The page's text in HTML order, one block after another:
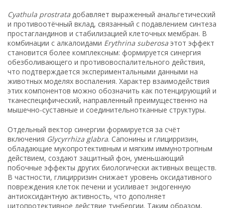
Cyathula prostrata добавляет выраженный анальгетический
и противоотёчный вклад, связанный с подавлением синтеза
простагландинов и стабилизацией клеточных мембран. В
комбинации с алкалоидами Erythrina suberosa этот эффект
становится более комплексным: формируется синергия
обезболивающего и противовоспалительного действия,
что подтверждается экспериментальными данными на
животных моделях воспаления. Характер взаимодействия
этих компонентов можно обозначить как потенцирующий и
тканеспецифический, направленный преимущественно на
мышечно-суставные и соединительнотканные структуры.
Отдельный вектор синергии формируется за счёт
включения Glycyrrhiza glabra. Сапонины и глицирризин,
обладающие мукопротективным и мягким иммунотропным
действием, создают защитный фон, уменьшающий
побочные эффекты других биологически активных веществ.
В частности, глицирризин снижает уровень оксидативного
повреждения клеток печени и усиливает эндогенную
антиоксидантную активность, что дополняет
цитопротективное действие тунбергии. Таким образом,